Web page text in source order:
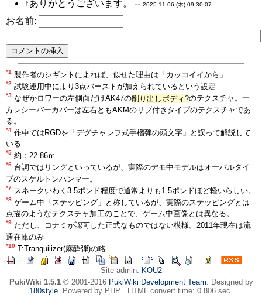
↑ありがとうございます。 -- 2025-11-06 (木) 09:30:07
お名前:
*1 製作者のシギントによれば、似せた理由は「カッコイイから」
*2 試験運用中により3点バーストが加えられているという設定
*3 なぜかロワーの左側面だけAK47の削り出しボディ?のテクスチャ。一
方レシーバーカバーは左右ともAKMのリブ付きタイプのテクスチャであ
る。
*4 作中ではRGDを「デグチャレフ式手榴弾の頭文字」と誤って解説して
いる
*5 約：22.86ｍ
*6 台詞ではリングといっているが、実際のデモ中モデルはオーバルタイ
プのスケルトンハンマー。
*7 スネークいわく3.5ポンド程度で通常よりも1.5ポンドほど軽いらしい。
*8 ゲーム中「ステッピング」と称しているが、実際のステッピングとは
点描のようなテクスチャ加工のことで、ゲーム中画像とは異なる。
*9 ただし、コナミが認可した正式なものではない模様。2011年現在は流
通在庫のみ
*10 T:Tranquilizer(麻酔弾)の略
Site admin: KOU2
PukiWiki 1.5.1© 2001-2016 PukiWiki Development Team. Designed by
180style. Powered by PHP . HTML convert time: 0.806 sec.